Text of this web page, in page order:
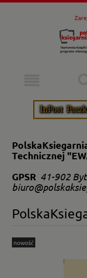
Technicznej
GPSR 41-902
nowość